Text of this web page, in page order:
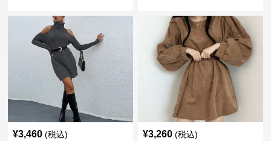
¥3,460 (税込) ¥3,260 (税込)